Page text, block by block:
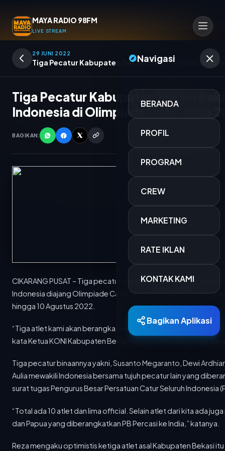
MAYA RADIO 98FM
LIVE STREAM
Navigasi
BERANDA
PROFIL
PROGRAM
CREW
MARKETING
RATE IKLAN
KONTAK KAMI
Bagikan Aplikasi
TERMINAL MUSIK MAYA
Berita Terkini
15 MAR 2026
Dinas Perhubungan (Dishub) Kota Bandung
menyiapkan 701 personel untuk mengamankan...
PTDI Salurkan 880 Paket Sembako Lewat TJSL Ramadan
29 JUNI 2022
Tiga Pecatur Kabupaten Bekasi Bakal Membela
Tiga Pecatur Kabupaten Bekasi
Indonesia di Olimpiade Catur India
BAGIKAN:
CIKARANG PUSAT – Tiga pecatur asal Kabupaten Bekasi,
Indonesia diajang Olimpiade Catur Ke-44 yang akan
hingga 10 Agustus 2022.
“Tiga atlet kami akan berangkat ke India untuk bertanding
kata Ketua KONI Kabupaten Bekasi Reza Luthfi Hasan pada,
Tiga pecatur binaannya yakni, Susanto Megaranto, Dewi
Aulia mewakili Indonesia bersama tujuh pecatur lain yang
surat tugas Pengurus Besar Persatuan Catur Seluruh Indonesia
“Total ada 10 atlet dan lima official. Selain atlet dari kita ada
dan Papua yang diberangkatkan PB Percasi ke India,” katanya.
Reza mengaku optimistis ketiga atlet asal Kabupaten Bekasi